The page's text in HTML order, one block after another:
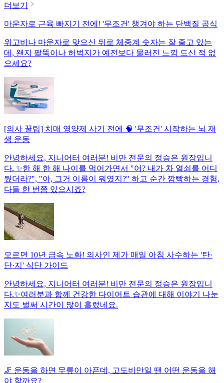
더보기
마운자로 근육 빠지기 전에! '무조건' 챙겨야 하는 단백질 공식
위고비나 마운자로 맞으신 뒤로 체중계 숫자는 잘 줄고 있는
데, 왠지 팔뚝이나 허벅지가 예전보다 물러진 느낌 드신 적 없
으세요?
[의사 꿀팁] 치매 영양제 사기 전에 🧠 '무조건' 시작하는 뇌 재
생 운동
안녕하세요, 지니어터 여러분! 비만 전문의 정승은 원장입니
다. ✨한 해 한 해 나이를 먹어가면서 "어? 내가 차 열쇠를 어디
뒀더라?", "아, 그거 이름이 뭐였지?" 하고 순간 깜빡하는 경험,
다들 한 번쯤 있으시죠?
모르면 10년 급속 노화! 의사인 제가 매일 아침 사수하는 '탄·
단·지' 식단 가이드
안녕하세요, 지니어터 여러분! 비만 전문의 정승은 원장입니
다.✨여러분과 함께 건강한 다이어트 습관에 대해 이야기 나눈
지도 벌써 시간이 많이 흘렀네요.
🦵 운동을 하면 무릎이 아픈데, 고도비만일 땐 어떤 운동을 해
야 할까요?